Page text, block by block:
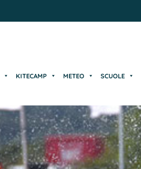
KITECAMP METEO SCUOLE